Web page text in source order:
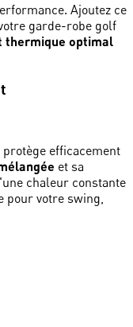
Ajoutez ce
garde-robe golf
thermique optimal
protège efficacement
et sa
chaleur constante
pour votre swing,